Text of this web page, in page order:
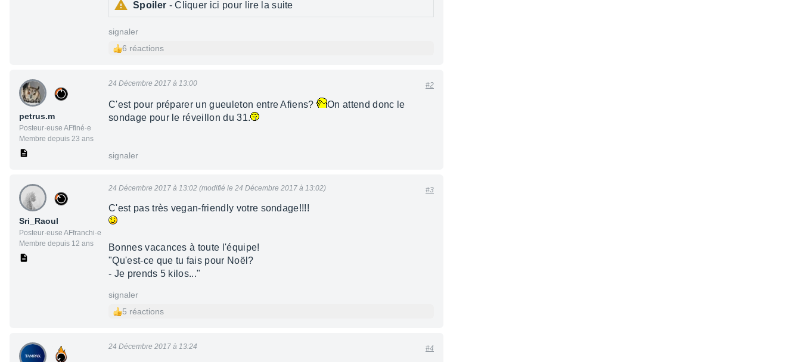
Spoiler - Cliquer ici pour lire la suite
signaler
6 réactions
petrus.m
Posteur·euse AFfiné·e
Membre depuis 23 ans
24 Décembre 2017 à 13:00 #2
C'est pour préparer un gueuleton entre Afiens?
On attend donc le
sondage pour le réveillon du 31.
signaler
Sri_Raoul
Posteur·euse AFfranchi·e
Membre depuis 12 ans
24 Décembre 2017 à 13:02 (modifié le 24 Décembre 2017 à 13:02) #3
C'est pas très vegan-friendly votre sondage!!!!
Bonnes vacances à toute l'équipe!
"Qu'est-ce que tu fais pour Noël?
- Je prends 5 kilos..."
signaler
5 réactions
24 Décembre 2017 à 13:24 #4